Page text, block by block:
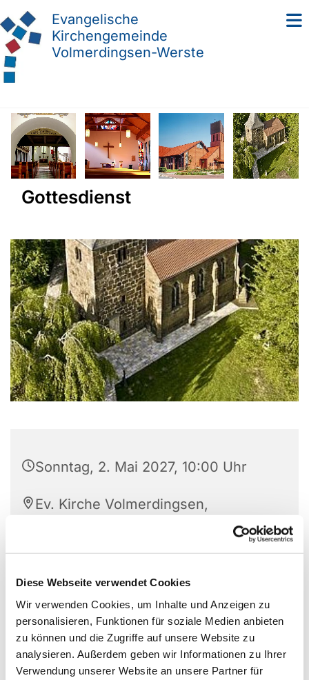
Diese Webseite verwendet Cookies
Wir verwenden Cookies, um Inhalte und Anzeigen zu
personalisieren, Funktionen für soziale Medien anbieten
zu können und die Zugriffe auf unsere Website zu
analysieren. Außerdem geben wir Informationen zu Ihrer
Verwendung unserer Website an unsere Partner für
Evangelische
Kirchengemeinde
Volmerdingsen-Werste
Gottesdienst
Sonntag, 2. Mai 2027, 10:00 Uhr
Ev. Kirche Volmerdingsen,
Volmerdingsener Str. 149, 32549